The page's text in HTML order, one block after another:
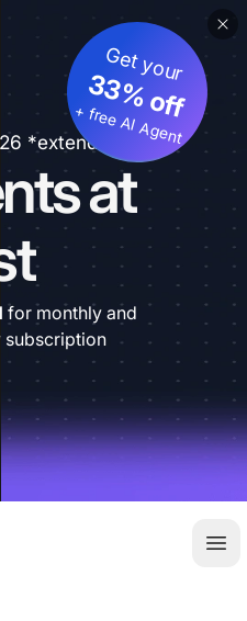
*extended
at
Get your
33% off
+ free AI Agent
for monthly and